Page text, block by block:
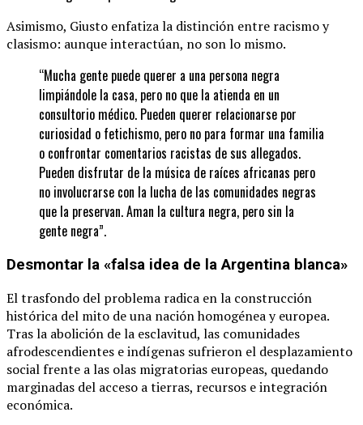
Asimismo, Giusto enfatiza la distinción entre racismo y
clasismo: aunque interactúan, no son lo mismo.
“Mucha gente puede querer a una persona negra
limpiándole la casa, pero no que la atienda en un
consultorio médico. Pueden querer relacionarse por
curiosidad o fetichismo, pero no para formar una familia
o confrontar comentarios racistas de sus allegados.
Pueden disfrutar de la música de raíces africanas pero
no involucrarse con la lucha de las comunidades negras
que la preservan. Aman la cultura negra, pero sin la
gente negra”.
Desmontar la «falsa idea de la Argentina blanca»
El trasfondo del problema radica en la construcción
histórica del mito de una nación homogénea y europea.
Tras la abolición de la esclavitud, las comunidades
afrodescendientes e indígenas sufrieron el desplazamiento
social frente a las olas migratorias europeas, quedando
marginadas del acceso a tierras, recursos e integración
económica.